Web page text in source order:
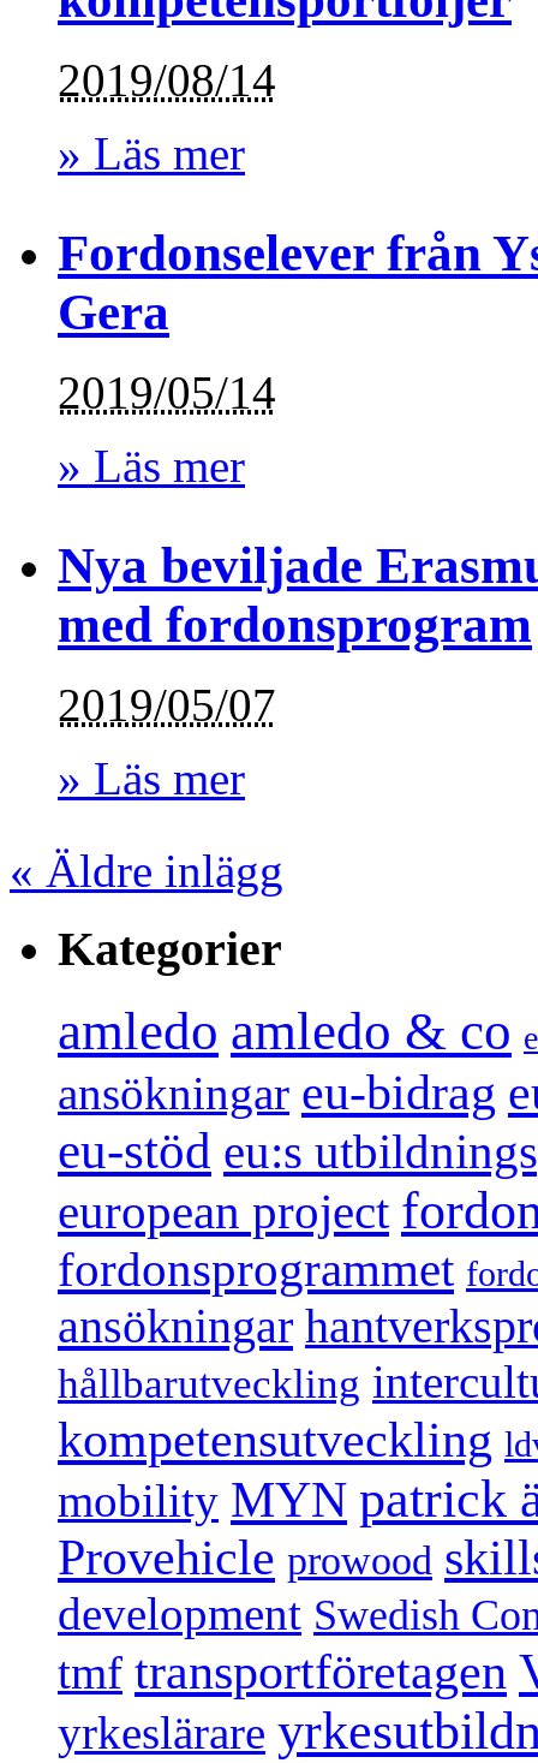
2019/08/14
» Läs mer
Fordonselever från
Gera
2019/05/14
» Läs mer
Nya beviljade
med fordonsprogram
2019/05/07
» Läs mer
« Äldre inlägg
Kategorier
amledo amledo & co
ansökningar eu-bidrag
eu-stöd eu:s
european project
fordonsprogrammet
ansökningar
hållbarutveckling
kompetensutveckling
mobility MYN patrick
Provehicle prowood
development Swedish
tmf transportföretagen
yrkeslärare